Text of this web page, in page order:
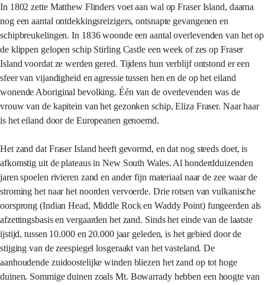
In 1802 zette Matthew Flinders voet aan wal op Fraser Island, daarna
nog een aantal ontdekkingsreizigers, ontsnapte gevangenen en
schipbreukelingen. In 1836 woonde een aantal overlevenden van het op
de klippen gelopen schip Stirling Castle een week of zes op Fraser
Island voordat ze werden gered. Tijdens hun verblijf ontstond er een
sfeer van vijandigheid en agressie tussen hen en de op het eiland
wonende Aboriginal bevolking. Één van de overlevenden was de
vrouw van de kapitein van het gezonken schip, Eliza Fraser. Naar haar
is het eiland door de Europeanen genoemd.
Het zand dat Fraser Island heeft gevormd, en dat nog steeds doet, is
afkomstig uit de plateaus in New South Wales. Al honderdduizenden
jaren spoelen rivieren zand en ander fijn materiaal naar de zee waar de
stroming het naar het noorden vervoerde. Drie rotsen van vulkanische
oorsprong (Indian Head, Middle Rock en Waddy Point) fungeerden als
afzettingsbasis en vergaarden het zand. Sinds het einde van de laatste
ijstijd, tussen 10.000 en 20.000 jaar geleden, is het gebied door de
stijging van de zeespiegel losgeraakt van het vasteland. De
aanhoudende zuidoostelijke winden bliezen het zand op tot hoge
duinen. Sommige duinen zoals Mt. Bowarrady hebben een hoogte van